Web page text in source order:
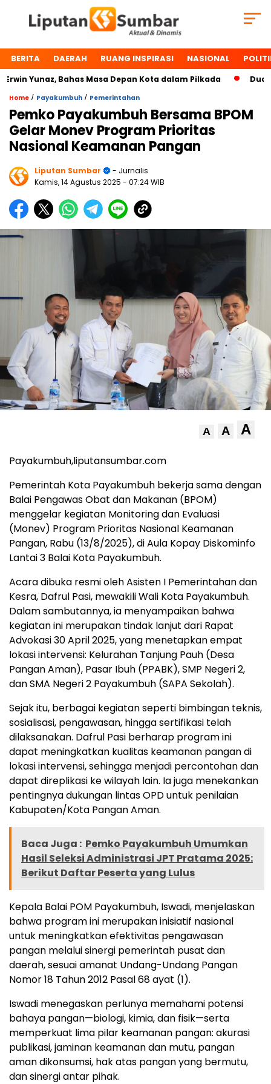
BERITA DAERAH RUANG INSPIRASI NASIONAL
Yunaz, Bahas Masa Depan Kota dalam Pilkada Dua
Home / Payakumbuh / Pemerintahan
Pemko Payakumbuh Bersama BPOM
Gelar Monev Program Prioritas
Nasional Keamanan Pangan
Liputan Sumbar
- Jurnalis
Kamis, 14 Agustus 2025 - 07:24 WIB
A A A
Payakumbuh,liputansumbar.com
Pemerintah Kota Payakumbuh bekerja sama dengan
Balai Pengawas Obat dan Makanan (BPOM)
menggelar kegiatan Monitoring dan Evaluasi
(Monev) Program Prioritas Nasional Keamanan
Pangan, Rabu (13/8/2025), di Aula Kopay Diskominfo
Lantai 3 Balai Kota Payakumbuh.
Acara dibuka resmi oleh Asisten I Pemerintahan dan
Kesra, Dafrul Pasi, mewakili Wali Kota Payakumbuh.
Dalam sambutannya, ia menyampaikan bahwa
kegiatan ini merupakan tindak lanjut dari Rapat
Advokasi 30 April 2025, yang menetapkan empat
lokasi intervensi: Kelurahan Tanjung Pauh (Desa
Pangan Aman), Pasar Ibuh (PPABK), SMP Negeri 2,
dan SMA Negeri 2 Payakumbuh (SAPA Sekolah).
Sejak itu, berbagai kegiatan seperti bimbingan teknis,
sosialisasi, pengawasan, hingga sertifikasi telah
dilaksanakan. Dafrul Pasi berharap program ini
dapat meningkatkan kualitas keamanan pangan di
lokasi intervensi, sehingga menjadi percontohan dan
dapat direplikasi ke wilayah lain. Ia juga menekankan
pentingnya dukungan lintas OPD untuk penilaian
Kabupaten/Kota Pangan Aman.
Baca Juga : Pemko Payakumbuh Umumkan
Hasil Seleksi Administrasi JPT Pratama 2025:
Berikut Daftar Peserta yang Lulus
Kepala Balai POM Payakumbuh, Iswadi, menjelaskan
bahwa program ini merupakan inisiatif nasional
untuk meningkatkan efektivitas pengawasan
pangan melalui sinergi pemerintah pusat dan
daerah, sesuai amanat Undang-Undang Pangan
Nomor 18 Tahun 2012 Pasal 68 ayat (1).
Iswadi menegaskan perlunya memahami potensi
bahaya pangan—biologi, kimia, dan fisik—serta
memperkuat lima pilar keamanan pangan: akurasi
publikasi, jaminan keamanan dan mutu, pangan
aman dikonsumsi, hak atas pangan yang bermutu,
dan sinergi antar pihak.